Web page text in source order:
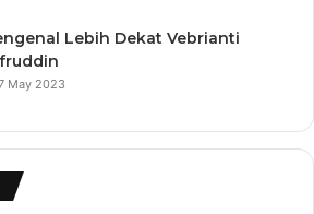
Lebih Dekat Vebrianti
May 2023